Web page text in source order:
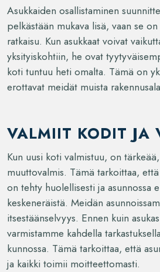
Asukkaiden osallistaminen
pelkästään mukava lisä, vaan se
ratkaisu. Kun asukkaat voivat
yksityiskohtiin, he ovat
koti tuntuu heti omalta. Tämä on
erottavat meidät muista
VALMIIT KODIT JA
Kun uusi koti valmistuu, on
muuttovalmis. Tämä tarkoittaa,
on tehty huolellisesti ja asunnossa
keskeneräistä. Meidän
itsestäänselvyys. Ennen kuin
varmistamme kahdella
kunnossa. Tämä tarkoittaa, että
ja kaikki toimii moitteettomasti.